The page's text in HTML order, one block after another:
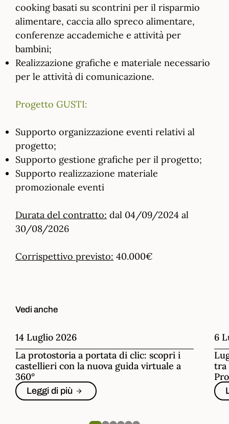
cooking basati su scontrini per il risparmio
alimentare, caccia allo spreco alimentare,
conferenze accademiche e attività per
bambini;
Realizzazione grafiche e materiale necessario
per le attività di comunicazione.
Progetto GUSTI:
Supporto organizzazione eventi relativi al
progetto;
Supporto gestione grafiche per il progetto;
Supporto realizzazione materiale
promozionale eventi
Durata del contratto: dal 04/09/2024 al
30/08/2026
Corrispettivo previsto: 40.000€
Vedi anche
14 Luglio 2026
La protostoria a portata di clic: scopri i
castellieri con la nuova guida virtuale a
360°
Leggi di più
6
tra